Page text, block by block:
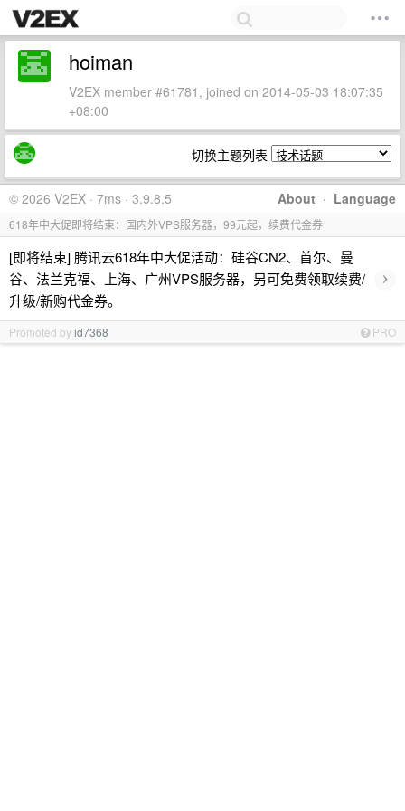
hoiman
V2EX member #61781, joined on 2014-05-03 18:07:35
+08:00
切换主题列表
About · Language
© 2026 V2EX · 7ms · 3.9.8.5
618年中大促即将结束：国内外VPS服务器，99元起，续费代金券
[即将结束] 腾讯云618年中大促活动：硅谷CN2、首尔、曼
谷、法兰克福、上海、广州VPS服务器，另可免费领取续费/
升级/新购代金券。
›
Promoted byid7368 PRO